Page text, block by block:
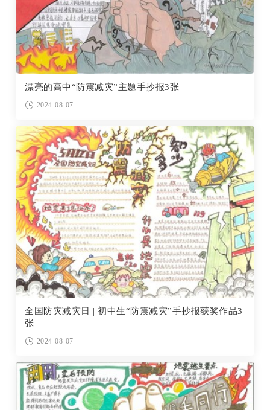
漂亮的高中“防震减灾”主题手抄报3张
2024-08-07
全国防灾减灾日 | 初中生“防震减灾”手抄报获奖作品3
张
2024-08-07